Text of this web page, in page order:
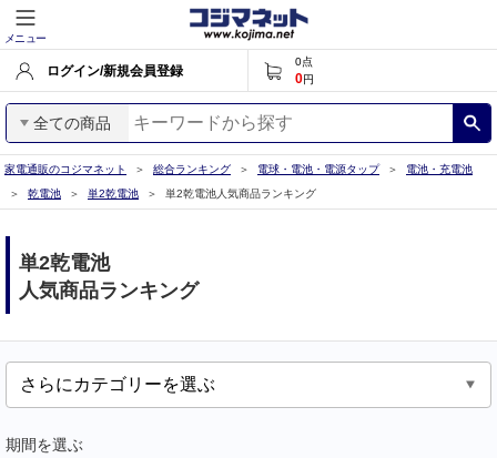
メニュー
ログイン/新規会員登録
0点
0円
全ての商品
家電通販のコジマネット 総合ランキング 電球・電池・電源タップ
電池・充電池
乾電池
単2乾電池 単2乾電池人気商品ランキング
単2乾電池
人気商品ランキング
期間を選ぶ